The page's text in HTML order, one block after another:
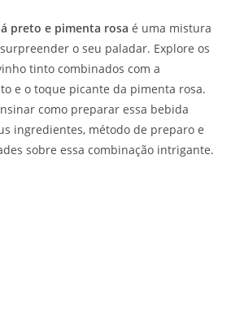
preto e pimenta rosa é uma mistura
o seu paladar. Explore os
tinto combinados com a
e o toque picante da pimenta rosa.
como preparar essa bebida
ingredientes, método de preparo e
sobre essa combinação intrigante.